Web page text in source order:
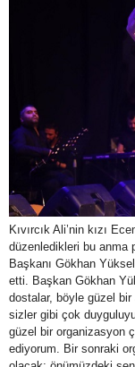
Kıvırcık Ali’nin kızı
düzenledikleri bu anma
Başkanı Gökhan
etti. Başkan Gökhan
dostalar, böyle güzel
sizler gibi çok
güzel bir organizasyon
ediyorum. Bir sonraki